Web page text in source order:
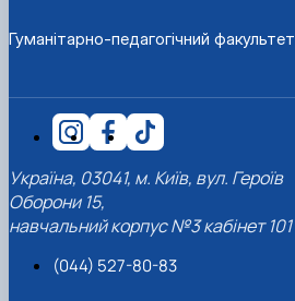
Гуманітарно-педагогічний факультет
Україна, 03041, м. Київ, вул. Героїв
Оборони 15,
навчальний корпус №3 кабінет 101
(044) 527-80-83